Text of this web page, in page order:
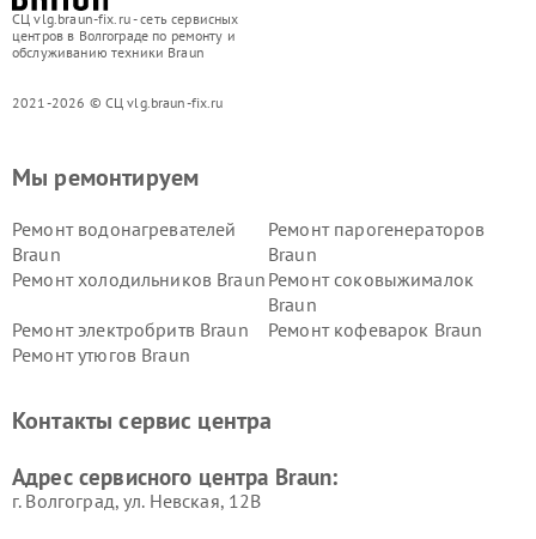
СЦ vlg.braun-fix.ru - сеть сервисных
центров в Волгограде по ремонту и
обслуживанию техники Braun
2021-2026 © СЦ vlg.braun-fix.ru
Мы ремонтируем
Ремонт водонагревателей
Braun
Ремонт парогенераторов
Braun
Ремонт холодильников Braun Ремонт соковыжималок
Braun
Ремонт электробритв Braun
Ремонт кофеварок Braun
Ремонт утюгов Braun
Контакты сервис центра
Адрес сервисного центра Braun:
г. Волгоград, ул. Невская, 12В